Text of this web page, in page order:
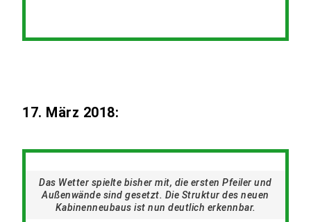
17. März 2018:
Das Wetter spielte bisher mit, die ersten Pfeiler und
Außenwände sind gesetzt. Die Struktur des neuen
Kabinenneubaus ist nun deutlich erkennbar.